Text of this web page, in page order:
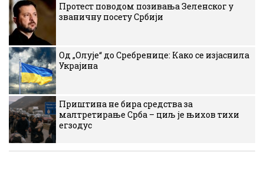
Протест поводом позивања Зеленског у
званичну посету Србији
Од „Олује“ до Сребренице: Како се изјаснила
Украјина
Приштина не бира средства за
малтретирање Срба – циљ је њихов тихи
егзодус